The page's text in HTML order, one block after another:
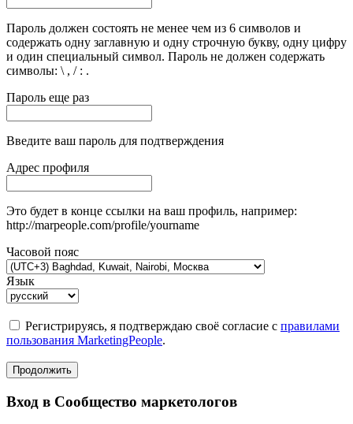
Пароль должен состоять не менее чем из 6 символов и
содержать одну заглавную и одну строчную букву, одну цифру
и один специальный символ. Пароль не должен содержать
символы: \ , / : .
Пароль еще раз
Введите ваш пароль для подтверждения
Адрес профиля
Это будет в конце ссылки на ваш профиль, например:
http://marpeople.com/profile/yourname
Часовой пояс
Язык
Регистрируясь, я подтверждаю своё согласие с правилами
пользования MarketingPeople.
Продолжить
Вход в Сообщество маркетологов